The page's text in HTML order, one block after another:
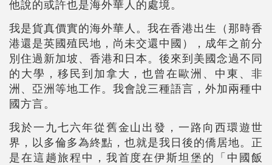
他說的或許也是海外華人的處境。
我是貨真價實的海外華人。我在香港出生（那時香
港還是英國殖民地，尚未交還中國），成年之前分
別住過新加坡、香港和日本。後來到美國念過不同
的大學，移民到加拿大，也曾在歐洲、中東、非
洲、亞洲等地工作。我會說三種語言，外加兩種中
國方言。
我於一九七六年從舊金山出發，一路向西環遊世
界，以多倫多為終點，也就是我日後的僑居地。正
是在這趟旅程中，我首度在伊斯坦堡的「中國飯